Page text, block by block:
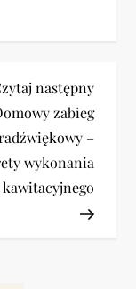
Next
Post
następny
zabieg
–
wykonania